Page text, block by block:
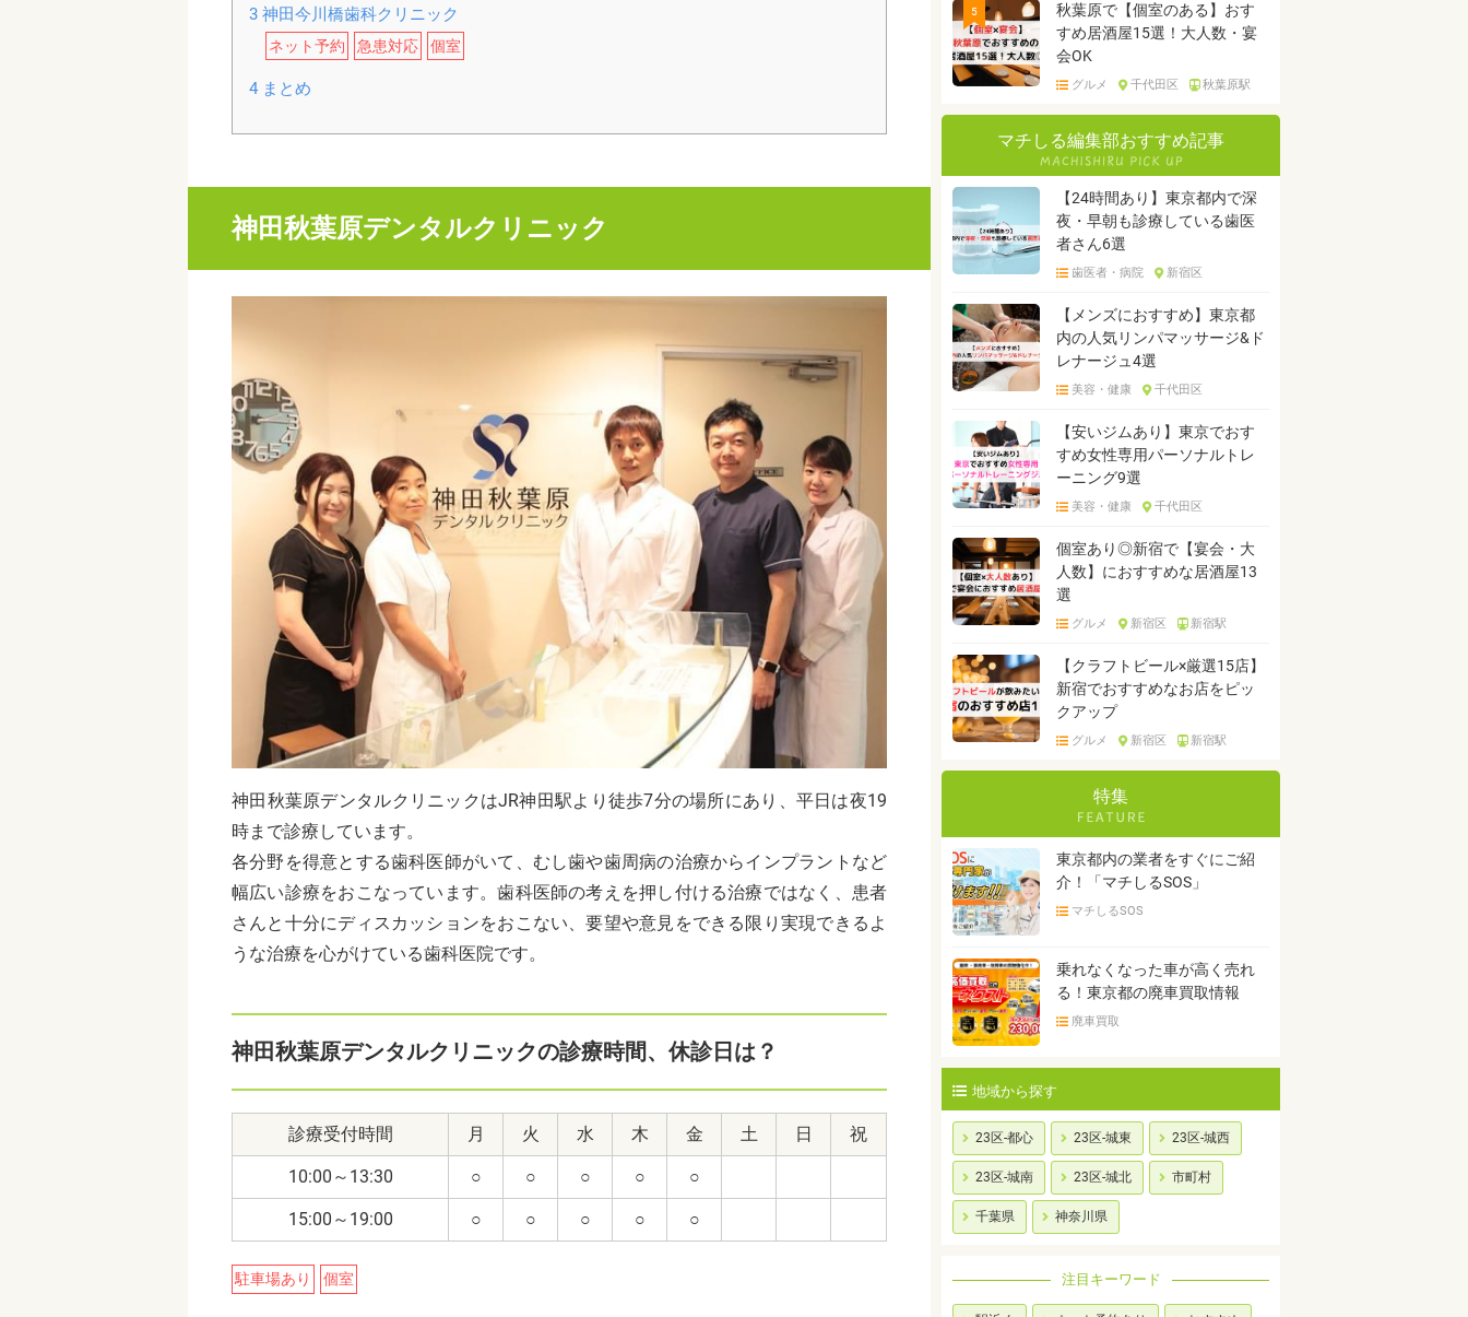
3神田今川橋歯科クリニック
ネット予約 急患対応 個室
4まとめ
神田秋葉原デンタルクリニック
神田秋葉原デンタルクリニックはJR神田駅より徒歩7分の場所にあり、平日は夜19
時まで診療しています。
各分野を得意とする歯科医師がいて、むし歯や歯周病の治療からインプラントなど
幅広い診療をおこなっています。歯科医師の考えを押し付ける治療ではなく、患者
さんと十分にディスカッションをおこない、要望や意見をできる限り実現できるよ
うな治療を心がけている歯科医院です。
神田秋葉原デンタルクリニックの診療時間、休診日は？
診療受付時間 月 火 水 木 金 土 日 祝
10:00～13:30 ○ ○ ○ ○ ○
15:00～19:00 ○ ○ ○ ○ ○
駐車場あり 個室
5
秋葉原で【個室のある】おす
すめ居酒屋15選！大人数・宴
会OK
グルメ 千代田区 秋葉原駅
マチしる編集部おすすめ記事
【24時間あり】東京都内で深
夜・早朝も診療している歯医
者さん6選
歯医者・病院 新宿区
【メンズにおすすめ】東京都
内の人気リンパマッサージ&ド
レナージュ4選
美容・健康 千代田区
【安いジムあり】東京でおす
すめ女性専用パーソナルトレ
ーニング9選
美容・健康 千代田区
個室あり◎新宿で【宴会・大
人数】におすすめな居酒屋13
選
グルメ 新宿区 新宿駅
【クラフトビール×厳選15店】
新宿でおすすめなお店をピッ
クアップ
グルメ 新宿区 新宿駅
特集
東京都内の業者をすぐにご紹
介！「マチしるSOS」
マチしるSOS
乗れなくなった車が高く売れ
る！東京都の廃車買取情報
廃車買取
地域から探す
23区-都心 23区-城東 23区-城西
23区-城南 23区-城北 市町村
千葉県 神奈川県
注目キーワード